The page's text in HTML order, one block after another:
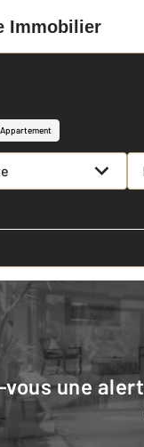
Immobilier
Appartement